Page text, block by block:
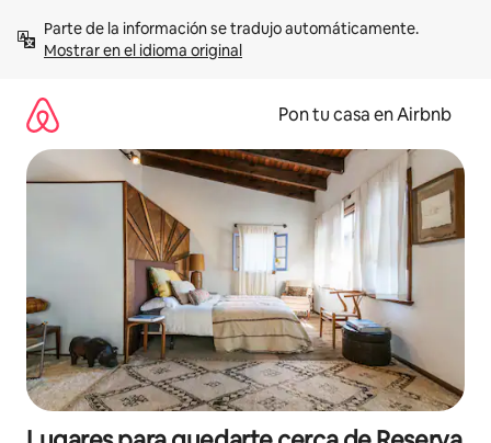
contenidoMostrar en el idioma original
Pon tu casa en Airbnb